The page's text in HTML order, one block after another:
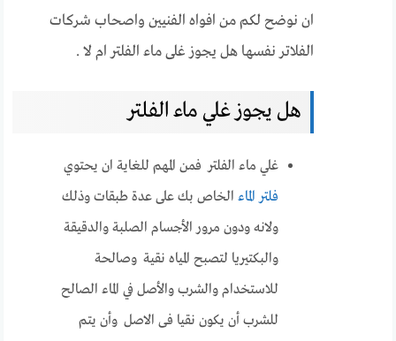
ان نوضح لكم من افواه الفنيين واصحاب شركات
الفلاتر نفسها هل يجوز غلى ماء الفلتر ام لا .
هل يجوز غلي ماء الفلتر
غلي ماء الفلتر فمن المهم للغاية ان يحتوي
فلتر الماء الخاص بك على عدة طبقات وذلك
ولانه ودون مرور الأجسام الصلبة والدقيقة
والبكتيريا لتصبح المياه نقية وصالحة
للاستخدام والشرب والأصل في الماء الصالح
للشرب أن يكون نقيا فى الاصل وأن يتم